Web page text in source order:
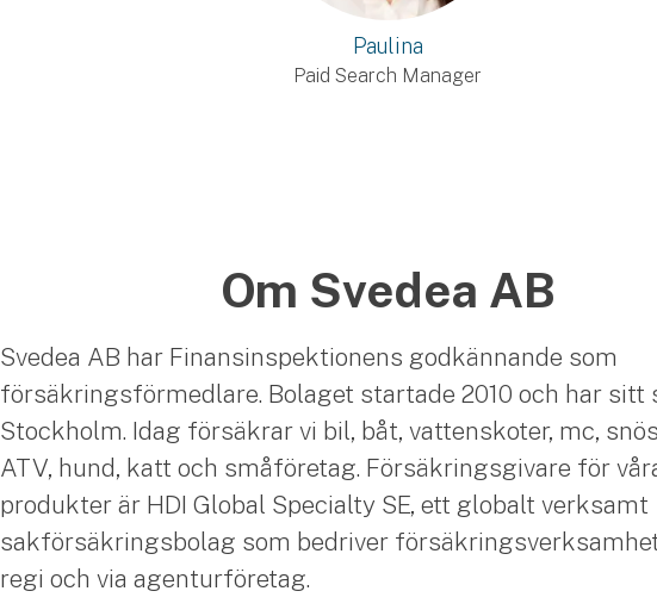
Paulina
Paid Search Manager
Om Svedea AB
Svedea AB har Finansinspektionens godkännande som
försäkringsförmedlare. Bolaget startade 2010 och har sitt
Stockholm. Idag försäkrar vi bil, båt, vattenskoter, mc,
ATV, hund, katt och småföretag. Försäkringsgivare för
produkter är HDI Global Specialty SE, ett globalt verksamt
sakförsäkringsbolag som bedriver
regi och via agenturföretag.